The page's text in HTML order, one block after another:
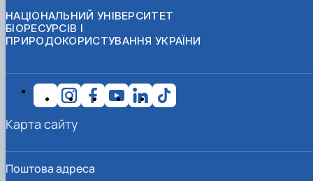
НАЦІОНАЛЬНИЙ УНІВЕРСИТЕТ
БІОРЕСУРСІВ І
ПРИРОДОКОРИСТУВАННЯ УКРАЇНИ
Поштова адреса
Карта сайту